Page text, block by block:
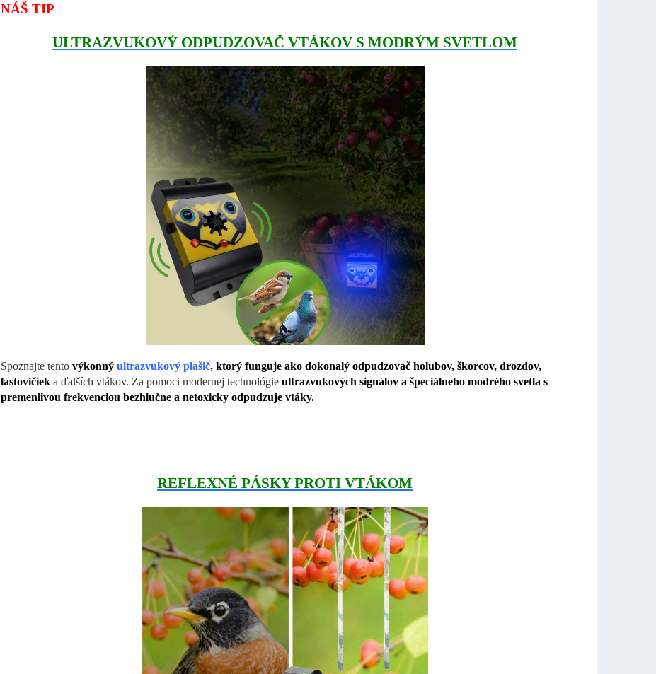
NÁŠ TIP
ULTRAZVUKOVÝ ODPUDZOVAČ VTÁKOV S MODRÝM SVETLOM
Spoznajte tento výkonný ultrazvukový plašič, ktorý funguje ako dokonalý odpudzovač holubov, škorcov, drozdov,
lastovičiek a ďalších vtákov. Za pomoci modernej technológie ultrazvukových signálov a špeciálneho modrého svetla s
premenlivou frekvenciou bezhlučne a netoxicky odpudzuje vtáky.
REFLEXNÉ PÁSKY PROTI VTÁKOM